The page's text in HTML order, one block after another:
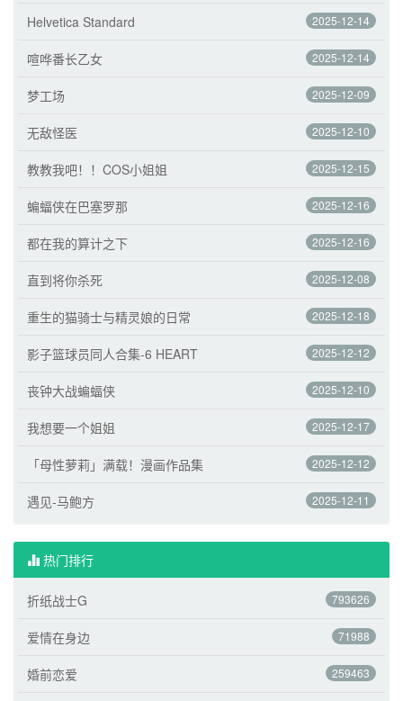
2025-12-14
Helvetica Standard
2025-12-14
喧哗番长乙女
2025-12-09
梦工场
2025-12-10
无敌怪医
2025-12-15
教教我吧！！COS小姐姐
2025-12-16
蝙蝠侠在巴塞罗那
2025-12-16
都在我的算计之下
2025-12-08
直到将你杀死
2025-12-18
重生的猫骑士与精灵娘的日常
2025-12-12
影子篮球员同人合集-6 HEART
2025-12-10
丧钟大战蝙蝠侠
2025-12-17
我想要一个姐姐
2025-12-12
「母性萝莉」满载！漫画作品集
2025-12-11
遇见-马鲍方
热门排行
793626
折纸战士G
71988
爱情在身边
259463
婚前恋爱